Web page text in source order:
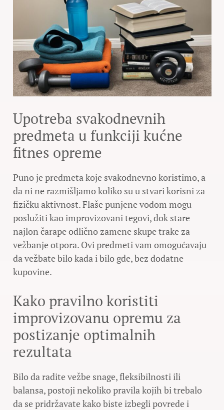
Upotreba svakodnevnih
predmeta u funkciji kućne
fitnes opreme
Puno je predmeta koje svakodnevno koristimo, a
da ni ne razmišljamo koliko su u stvari korisni za
fizičku aktivnost. Flaše punjene vodom mogu
poslužiti kao improvizovani tegovi, dok stare
najlon čarape odlično zamene skupe trake za
vežbanje otpora. Ovi predmeti vam omogućavaju
da vežbate bilo kada i bilo gde, bez dodatne
kupovine.
Kako pravilno koristiti
improvizovanu opremu za
postizanje optimalnih
rezultata
Bilo da radite vežbe snage, fleksibilnosti ili
balansa, postoji nekoliko pravila kojih bi trebalo
da se pridržavate kako biste izbegli povrede i